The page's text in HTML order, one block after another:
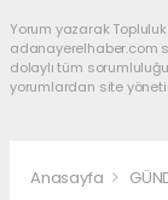
Yorum yazarak Topluluk
adanayerelhaber.com
dolaylı tüm
yorumlardan site
Anasayfa